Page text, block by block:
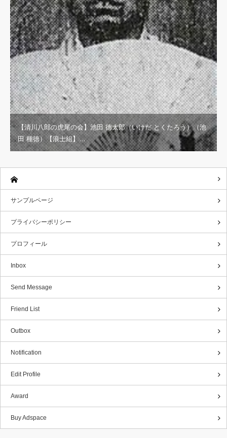
【清川八郎の虎尾の会】池田 徳太郎（いけだ とくたろう）（池
田 種徳）【浪士組】…
サンプルページ
プライバシーポリシー
プロフィール
Inbox
Send Message
Friend List
Outbox
Notification
Edit Profile
Award
Buy Adspace